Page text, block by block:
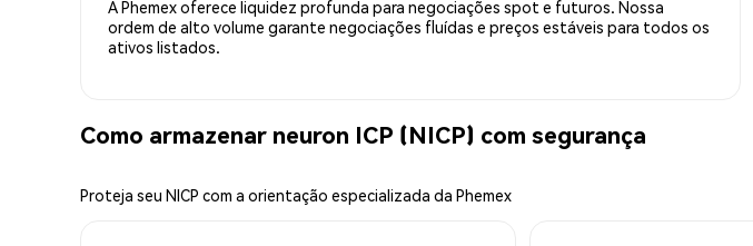
A Phemex oferece liquidez profunda para negociações spot e futuros. Nossa
ordem de alto volume garante negociações fluídas e preços estáveis para todos os
ativos listados.
Como armazenar neuron ICP (NICP) com segurança
Proteja seu NICP com a orientação especializada da Phemex